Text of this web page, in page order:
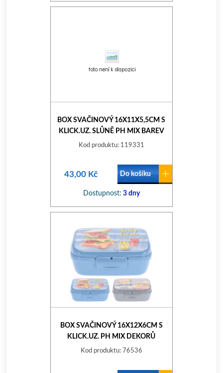
BOX SVAČINOVÝ 16X11X5,5CM S
KLICK.UZ. SLŮNĚ PH MIX BAREV
Kod produktu: 119331
43,00 Kč Do košíku
Dostupnost: 3 dny
BOX SVAČINOVÝ 16X12X6CM S
KLICK.UZ. PH MIX DEKORŮ
Kod produktu: 76536